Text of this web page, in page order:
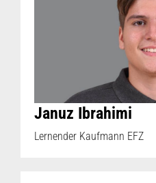
Januz Ibrahimi
Lernender Kaufmann EFZ